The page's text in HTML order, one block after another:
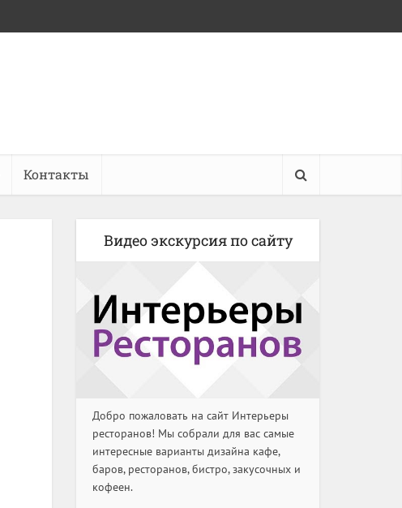
Контакты
Видео экскурсия по сайту
Добро пожаловать на сайт Интерьеры
ресторанов! Мы собрали для вас самые
интересные варианты дизайна кафе,
баров, ресторанов, бистро, закусочных и
кофеен.